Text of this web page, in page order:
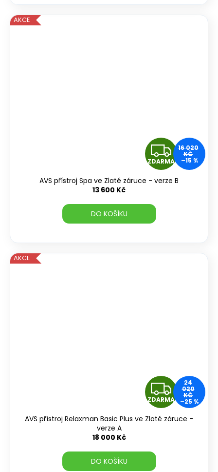
A
AKCE
Z
D
A
ZDARMA
16 020
KČ
–15 %
AVS přístroj Spa ve Zlaté záruce - verze B
13 600 Kč
DO KOŠÍKU
AKCE
Z
D
ZDARMA
24
020
KČ
–25 %
AVS přístroj Relaxman Basic Plus ve Zlaté záruce -
verze A
18 000 Kč
DO KOŠÍKU